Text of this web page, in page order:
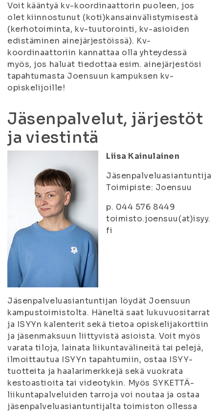
Voit kääntyä kv-koordinaattorin puoleen, jos
olet kiinnostunut (koti)kansainvälistymisestä
(kerhotoiminta, kv-tuutorointi, kv-asioiden
edistäminen ainejärjestöissä). Kv-
koordinaattoriin kannattaa olla yhteydessä
myös, jos haluat tiedottaa esim. ainejärjestösi
tapahtumasta Joensuun kampuksen kv-
opiskelijoille!
Jäsenpalvelut, järjestöt
ja viestintä
Liisa Kainulainen
Jäsenpalveluasiantuntija
Toimipiste: Joensuu
p. 044 576 8449
toimisto.joensuu(at)isyy.
fi
Jäsenpalveluasiantuntijan löydät Joensuun
kampustoimistolta. Häneltä saat lukuvuositarrat
ja ISYYn kalenterit sekä tietoa opiskelijakorttiin
ja jäsenmaksuun liittyvistä asioista. Voit myös
varata tiloja, lainata liikuntavälineitä tai pelejä,
ilmoittautua ISYYn tapahtumiin, ostaa ISYY-
tuotteita ja haalarimerkkejä sekä vuokrata
kestoastioita tai videotykin. Myös SYKETTÄ-
liikuntapalveluiden tarroja voi noutaa ja ostaa
jäsenpalveluasiantuntijalta toimiston ollessa